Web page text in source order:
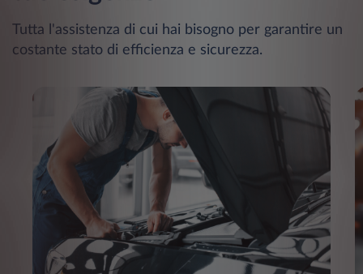
Tutta l'assistenza di cui hai bisogno per garantire un
costante stato di efficienza e sicurezza.